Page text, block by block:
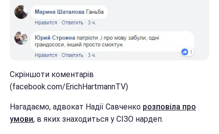
Скріншоти коментарів
(facebook.com/ErichHartmannTV)
Нагадаємо, адвокат Надії Савченко розповіла про
умови, в яких знаходиться у СІЗО нардеп.